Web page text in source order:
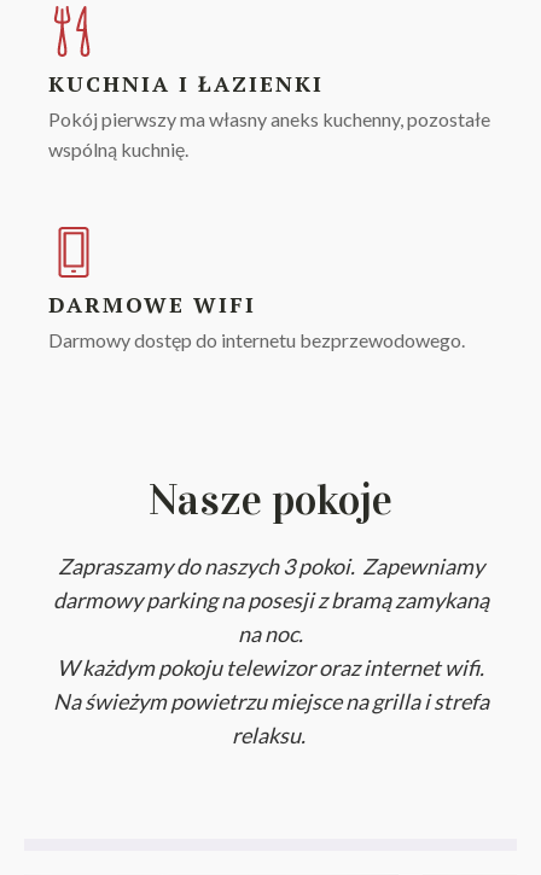
KUCHNIA I ŁAZIENKI
Pokój pierwszy ma własny aneks kuchenny, pozostałe
wspólną kuchnię.
DARMOWE WIFI
Darmowy dostęp do internetu bezprzewodowego.
Nasze pokoje
Zapraszamy do naszych 3 pokoi. Zapewniamy
darmowy parking na posesji z bramą zamykaną
na noc.
W każdym pokoju telewizor oraz internet wifi.
Na świeżym powietrzu miejsce na grilla i strefa
relaksu.